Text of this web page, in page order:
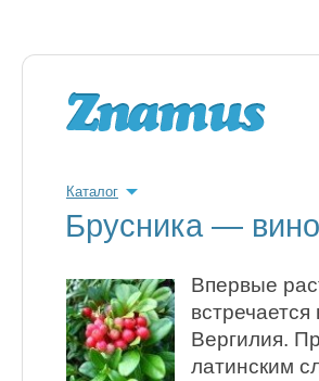
Каталог
Брусника —
Впервые
Вергилия.
латинским